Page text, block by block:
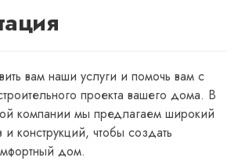
вам наши услуги и помочь вам с
проекта вашего дома. В
компании мы предлагаем широкий
конструкций, чтобы создать
дом.